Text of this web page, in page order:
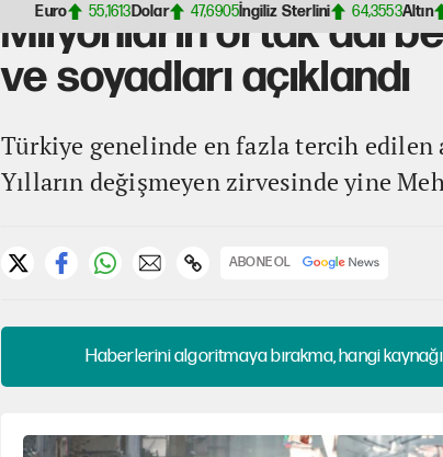
Euro 55,1613Dolar 47,6905İngiliz Sterlini 64,3553Altın
Milyonların ortak adı
ve soyadları açıklandı
Türkiye genelinde en fazla tercih edilen
Yılların değişmeyen zirvesinde yine
ABONE OL
Haberlerini algoritmaya bırakma, hangi